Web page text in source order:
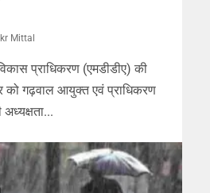
Mittal
प्राधिकरण (एमडीडीए) की
को गढ़वाल आयुक्त एवं प्राधिकरण